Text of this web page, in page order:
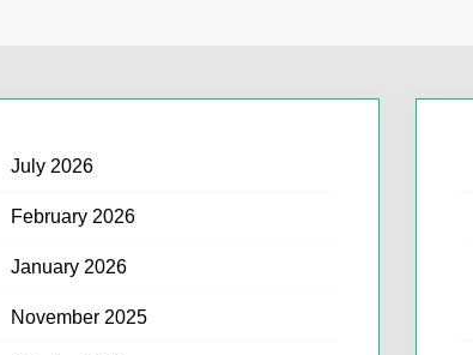
July 2026
February 2026
January 2026
November 2025